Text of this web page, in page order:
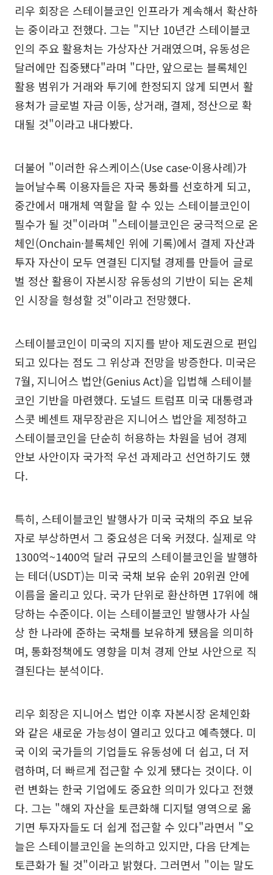
리우 회장은 스테이블코인 인프라가 계속해서 확산하
는 중이라고 전했다. 그는 "지난 10년간 스테이블코
인의 주요 활용처는 가상자산 거래였으며, 유동성은
달러에만 집중됐다"라며 "다만, 앞으로는 블록체인
활용 범위가 거래와 투기에 한정되지 않게 되면서 활
용처가 글로벌 자금 이동, 상거래, 결제, 정산으로 확
대될 것"이라고 내다봤다.
더불어 "이러한 유스케이스(Use case·이용사례)가
늘어날수록 이용자들은 자국 통화를 선호하게 되고,
중간에서 매개체 역할을 할 수 있는 스테이블코인이
필수가 될 것"이라며 "스테이블코인은 궁극적으로 온
체인(Onchain·블록체인 위에 기록)에서 결제 자산과
투자 자산이 모두 연결된 디지털 경제를 만들어 글로
벌 정산 활용이 자본시장 유동성의 기반이 되는 온체
인 시장을 형성할 것"이라고 전망했다.
스테이블코인이 미국의 지지를 받아 제도권으로 편입
되고 있다는 점도 그 위상과 전망을 방증한다. 미국은
7월, 지니어스 법안(Genius Act)을 입법해 스테이블
코인 기반을 마련했다. 도널드 트럼프 미국 대통령과
스콧 베센트 재무장관은 지니어스 법안을 제정하고
스테이블코인을 단순히 허용하는 차원을 넘어 경제
안보 사안이자 국가적 우선 과제라고 선언하기도 했
다.
특히, 스테이블코인 발행사가 미국 국채의 주요 보유
자로 부상하면서 그 중요성은 더욱 커졌다. 실제로 약
1300억~1400억 달러 규모의 스테이블코인을 발행하
는 테더(USDT)는 미국 국채 보유 순위 20위권 안에
이름을 올리고 있다. 국가 단위로 환산하면 17위에 해
당하는 수준이다. 이는 스테이블코인 발행사가 사실
상 한 나라에 준하는 국채를 보유하게 됐음을 의미하
며, 통화정책에도 영향을 미쳐 경제 안보 사안으로 직
결된다는 분석이다.
리우 회장은 지니어스 법안 이후 자본시장 온체인화
와 같은 새로운 가능성이 열리고 있다고 예측했다. 미
국 이외 국가들의 기업들도 유동성에 더 쉽고, 더 저
렴하며, 더 빠르게 접근할 수 있게 됐다는 것이다. 이
런 변화는 한국 기업에도 중요한 의미가 있다고 전했
다. 그는 "해외 자산을 토큰화해 디지털 영역으로 옮
기면 투자자들도 더 쉽게 접근할 수 있다"라면서 "오
늘은 스테이블코인을 논의하고 있지만, 다음 단계는
토큰화가 될 것"이라고 밝혔다. 그러면서 "이는 말도